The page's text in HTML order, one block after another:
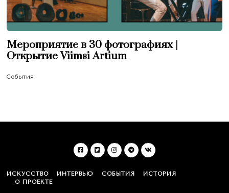
Мероприятие в 30 фотографиях |
Открытие Viimsi Artium
События
ИСКУССТВО ИНТЕРВЬЮ СОБЫТИЯ
ИСТОРИЯ
О ПРОЕКТЕ